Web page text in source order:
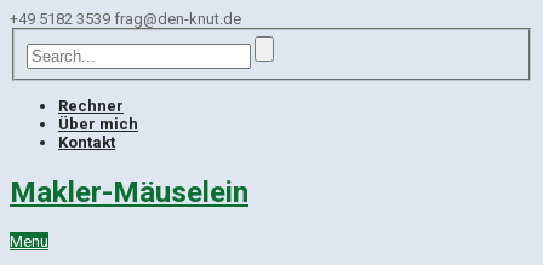
+49 5182 3539 frag@den-knut.de
Rechner
Über mich
Kontakt
Makler-Mäuselein
Menu